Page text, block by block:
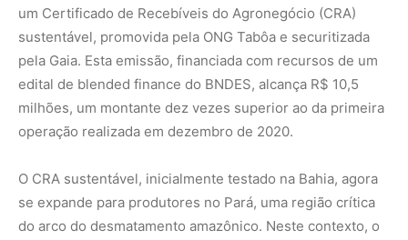
um Certificado de Recebíveis do Agronegócio (CRA)
sustentável, promovida pela ONG Tabôa e securitizada
pela Gaia. Esta emissão, financiada com recursos de um
edital de blended finance do BNDES, alcança R$ 10,5
milhões, um montante dez vezes superior ao da primeira
operação realizada em dezembro de 2020.
O CRA sustentável, inicialmente testado na Bahia, agora
se expande para produtores no Pará, uma região crítica
do arco do desmatamento amazônico. Neste contexto, o